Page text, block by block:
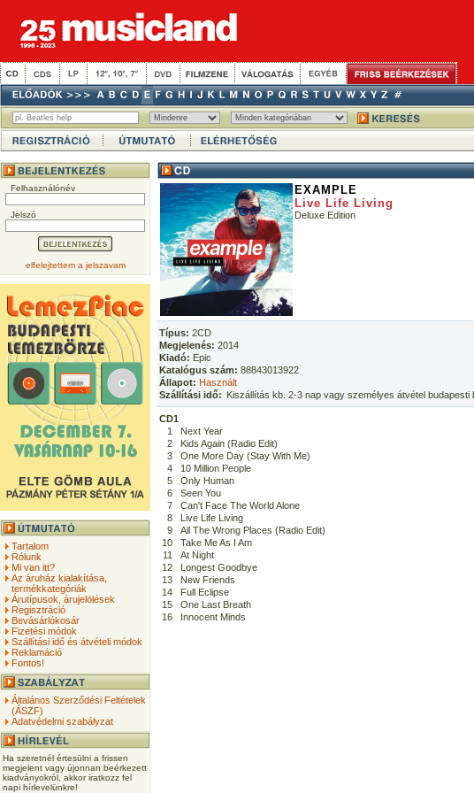
Felhasználónév
Jelszó
elfelejtettem a jelszavam
Tartalom
Rólunk
Mi van itt?
Az áruház kialakítása,
termékkategóriák
Árutípusok, árujelölések
Regisztráció
Bevásárlókosár
Fizetési módok
Szállítási idő és átvételi módok
Reklamáció
Fontos!
Általános Szerződési Feltételek
(ÁSZF)
Adatvédelmi szabályzat
Ha szeretnél értesülni a frissen
megjelent vagy újonnan beérkezett
kiadványokról, akkor iratkozz fel
napi hírlevelünkre!
EXAMPLE
Live Life Living
Deluxe Edition
Típus: 2CD
Megjelenés: 2014
Kiadó: Epic
Katalógus szám: 88843013922
Állapot: Használt
Szállítási idő: Kiszállítás kb. 2-3 nap vagy személyes átvétel budapesti
CD1
1
Next Year
2
Kids Again (Radio Edit)
3
One More Day (Stay With Me)
4
10 Million People
5
Only Human
6
Seen You
7
Can't Face The World Alone
8
Live Life Living
9
All The Wrong Places (Radio Edit)
10
Take Me As I Am
11
At Night
12
Longest Goodbye
13
New Friends
14
Full Eclipse
15
One Last Breath
16
Innocent Minds